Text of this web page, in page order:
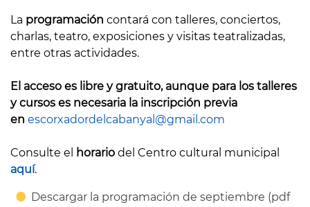
La programación contará con talleres, conciertos,
charlas, teatro, exposiciones y visitas teatralizadas,
entre otras actividades.
El acceso es libre y gratuito, aunque para los talleres
y cursos es necesaria la inscripción previa
en escorxadordelcabanyal@gmail.com
Consulte el horario del Centro cultural municipal
aquí.
Descargar la programación de septiembre (pdf